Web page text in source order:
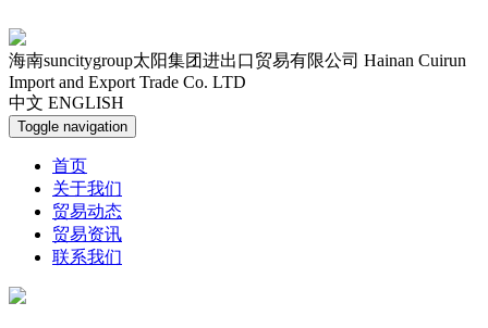
海南suncitygroup太阳集团进出口贸易有限公司 Hainan Cuirun
Import and Export Trade Co. LTD
中文 ENGLISH
Toggle navigation
首页
关于我们
贸易动态
贸易资讯
联系我们